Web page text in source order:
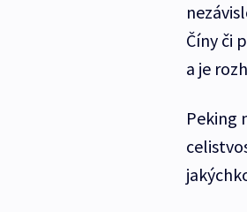
Číny či
a je
Peking